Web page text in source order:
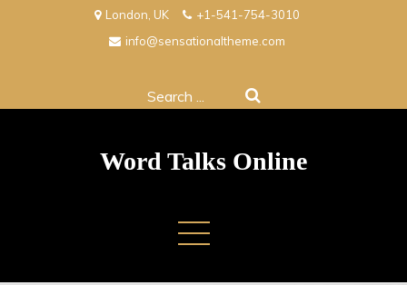
London, UK
+1-541-754-3010
info@sensationaltheme.com
Search
Word Talks Online